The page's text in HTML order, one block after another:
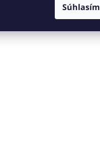
Súhlasím